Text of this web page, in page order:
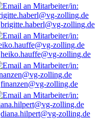
brigitte.haberl@vg-zolling.de
heiko.hauffe@vg-zolling.de
finanzen@vg-zolling.de
diana.hilpert@vg-zolling.de